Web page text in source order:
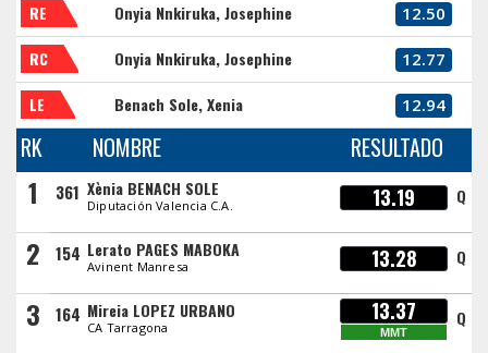
RE Onyia Nnkiruka, Josephine 12.50
RC Onyia Nnkiruka, Josephine 12.77
LE Benach Sole, Xenia 12.94
RK NOMBRE RESULTADO
1 361 Xènia BENACH SOLE
Diputación Valencia C.A. 13.19 Q
2 154 Lerato PAGES MABOKA
Avinent Manresa 13.28 Q
3 164 Mireia LOPEZ URBANO
CA Tarragona
13.37
MMT
Q